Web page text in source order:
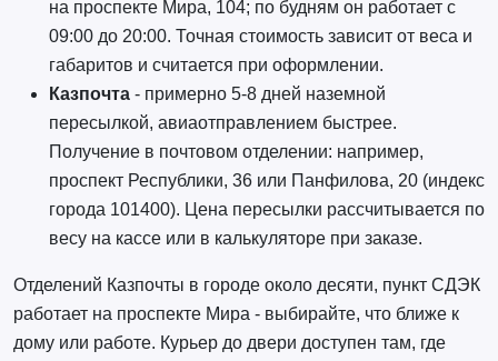
на проспекте Мира, 104; по будням он работает с
09:00 до 20:00. Точная стоимость зависит от веса и
габаритов и считается при оформлении.
Казпочта- примерно 5-8 дней наземной
пересылкой, авиаотправлением быстрее.
Получение в почтовом отделении: например,
проспект Республики, 36 или Панфилова, 20 (индекс
города 101400). Цена пересылки рассчитывается по
весу на кассе или в калькуляторе при заказе.
Отделений Казпочты в городе около десяти, пункт СДЭК
работает на проспекте Мира - выбирайте, что ближе к
дому или работе. Курьер до двери доступен там, где